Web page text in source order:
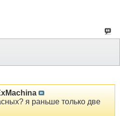
я раньше только две